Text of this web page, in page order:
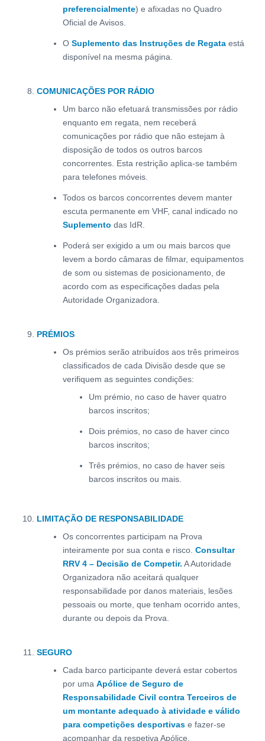
preferencialmente) e afixadas no Quadro
Oficial de Avisos.
O Suplemento das Instruções de Regataestá
disponível na mesma página.
COMUNICAÇÕES POR RÁDIO
Um barco não efetuará transmissões por rádio
enquanto em regata, nem receberá
comunicações por rádio que não estejam à
disposição de todos os outros barcos
concorrentes. Esta restrição aplica-se também
para telefones móveis.
Todos os barcos concorrentes devem manter
escuta permanente em VHF, canal indicado no
Suplemento das IdR.
Poderá ser exigido a um ou mais barcos que
levem a bordo câmaras de filmar, equipamentos
de som ou sistemas de posicionamento, de
acordo com as especificações dadas pela
Autoridade Organizadora.
PRÉMIOS
Os prémios serão atribuídos aos três primeiros
classificados de cada Divisão desde que se
verifiquem as seguintes condições:
Um prémio, no caso de haver quatro
barcos inscritos;
Dois prémios, no caso de haver cinco
barcos inscritos;
Três prémios, no caso de haver seis
barcos inscritos ou mais.
LIMITAÇÃO DE RESPONSABILIDADE
Os concorrentes participam na Prova
inteiramente por sua conta e risco. Consultar
RRV 4 – Decisão de Competir. A Autoridade
Organizadora não aceitará qualquer
responsabilidade por danos materiais, lesões
pessoais ou morte, que tenham ocorrido antes,
durante ou depois da Prova.
SEGURO
Cada barco participante deverá estar cobertos
por uma Apólice de Seguro de
Responsabilidade Civil contra Terceiros de
um montante adequado à atividade e válido
para competições desportivase fazer-se
acompanhar da respetiva Apólice.